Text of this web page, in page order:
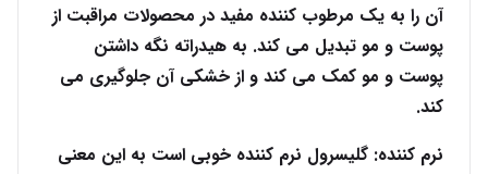
آن را به یک مرطوب کننده مفید در محصولات مراقبت از
پوست و مو تبدیل می کند. به هیدراته نگه داشتن
پوست و مو کمک می کند و از خشکی آن جلوگیری می
کند.
نرم کننده: گلیسرول نرم کننده خوبی است به این معنی